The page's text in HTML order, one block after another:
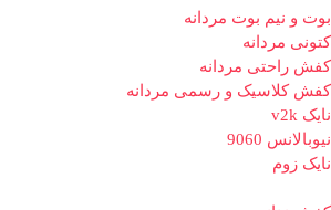
بوت و نیم بوت مردانه
کتونی مردانه
کفش راحتی مردانه
کفش کلاسیک و رسمی مردانه
نایک v2k
نیوبالانس 9060
نایک زوم